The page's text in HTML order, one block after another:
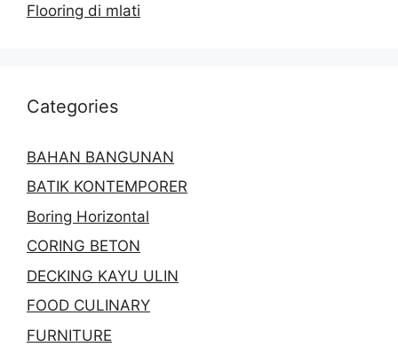
Flooring di mlati
Categories
BAHAN BANGUNAN
BATIK KONTEMPORER
Boring Horizontal
CORING BETON
DECKING KAYU ULIN
FOOD CULINARY
FURNITURE